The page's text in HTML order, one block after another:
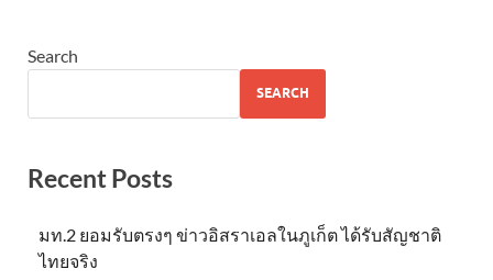
Search
SEARCH
Recent Posts
มท.2 ยอมรับตรงๆ ข่าวอิสราเอลในภูเก็ต ได้รับสัญชาติ
ไทยจริง